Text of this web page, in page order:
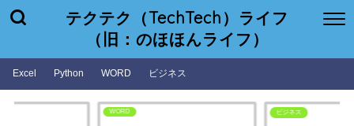
テクテク（TechTech）ライフ
（旧：のほほんライフ）
Excel Python WORD ビジネス
WORD ビジネス